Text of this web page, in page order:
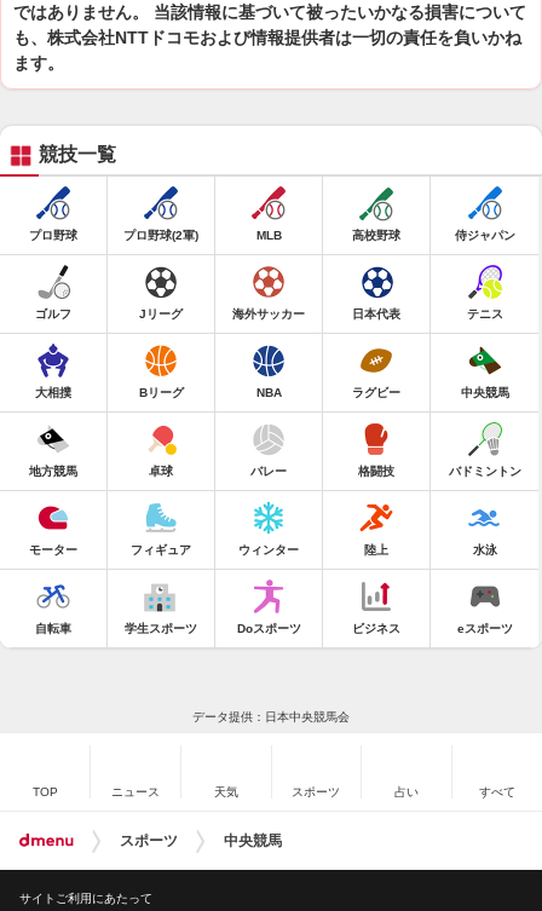
ではありません。 当該情報に基づいて被ったいかなる損害について
も、株式会社NTTドコモおよび情報提供者は一切の責任を負いかね
ます。
競技一覧
プロ野球 プロ野球(2軍) MLB 高校野球 侍ジャパン
ゴルフ Jリーグ 海外サッカー 日本代表 テニス
大相撲 Bリーグ NBA ラグビー 中央競馬
地方競馬 卓球 バレー 格闘技 バドミントン
モーター フィギュア ウィンター 陸上 水泳
自転車 学生スポーツ Doスポーツ ビジネス eスポーツ
データ提供：日本中央競馬会
TOP ニュース 天気 スポーツ 占い すべて
スポーツ 中央競馬
サイトご利用にあたって